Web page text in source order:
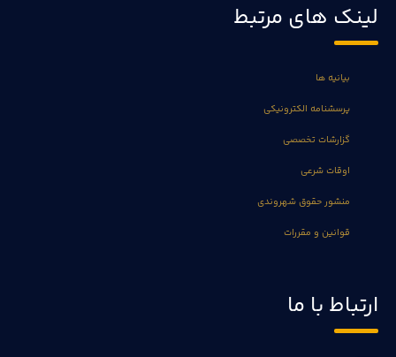
لینک های مرتبط
بیانیه ها
پرسشنامه الکترونیکی
گزارشات تخصصی
اوقات شرعی
منشور حقوق شهروندی
قوانین و مقررات
ارتباط با ما